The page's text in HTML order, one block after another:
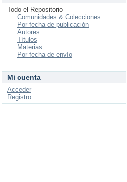
Todo el Repositorio
Comunidades & Colecciones
Por fecha de publicación
Autores
Títulos
Materias
Por fecha de envío
Mi cuenta
Acceder
Registro